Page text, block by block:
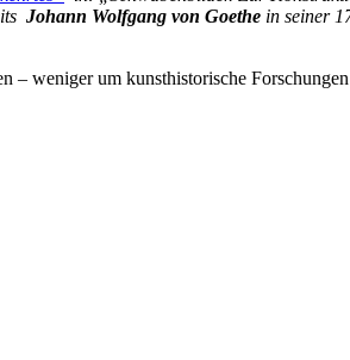
Johann Wolfgang von Goethe in seiner
weniger um kunsthistorische